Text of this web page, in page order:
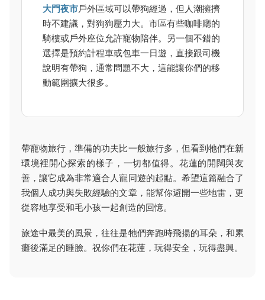
大門夜市戶外區域可以帶狗經過，但人潮擁擠
時不建議，對狗狗壓力大。市區有些咖啡廳的
騎樓或戶外座位允許寵物陪伴。另一個不錯的
選擇是預約計程車或包車一日遊，直接跟司機
說明有帶狗，通常問題不大，這能讓你們的移
動範圍擴大很多。
帶寵物旅行，準備的功夫比一般旅行多，但看到牠們在新
環境裡開心探索的樣子，一切都值得。花蓮的開闊與友
善，讓它成為非常適合人寵同遊的起點。希望這篇融合了
我個人成功與失敗經驗的文章，能幫你避開一些地雷，更
從容地享受和毛小孩一起創造的回憶。
旅途中最美的風景，往往是牠們奔跑時飛揚的耳朵，和累
癱後滿足的睡臉。祝你們在花蓮，玩得安全，玩得盡興。